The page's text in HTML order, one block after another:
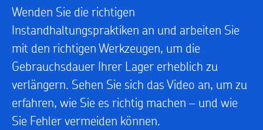
Wenden Sie die richtigen
Instandhaltungspraktiken an und arbeiten Sie
mit den richtigen Werkzeugen, um die
Gebrauchsdauer Ihrer Lager erheblich zu
verlängern. Sehen Sie sich das Video an, um zu
erfahren, wie Sie es richtig machen – und wie
Sie Fehler vermeiden können.